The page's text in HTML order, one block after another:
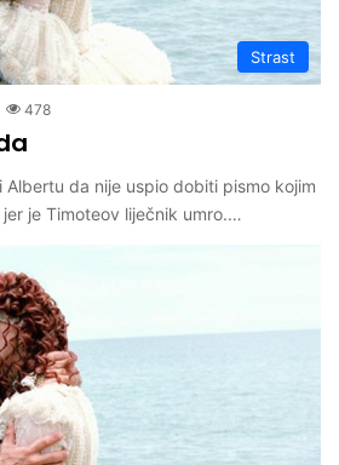
Strast
478
Albertu da nije uspio dobiti pismo kojim
je Timoteov liječnik umro.…